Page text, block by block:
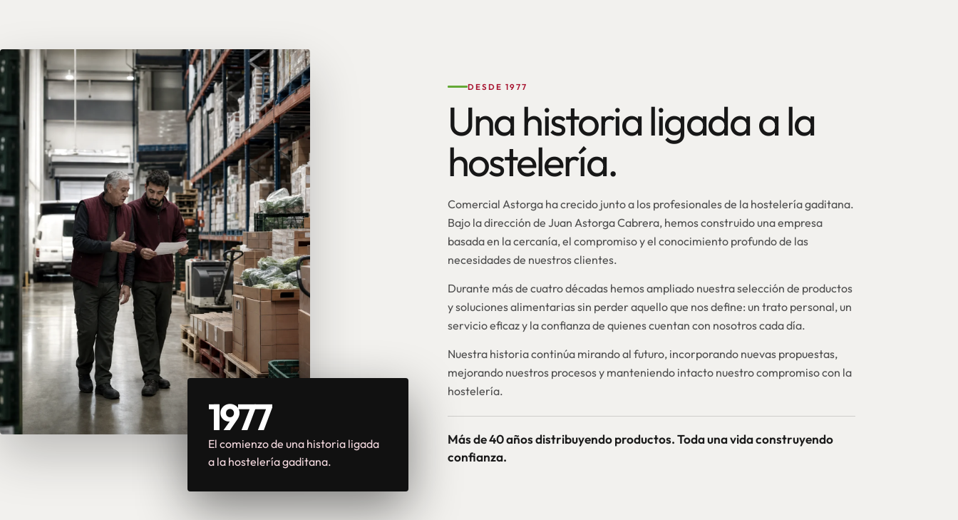
1977
El comienzo de una historia ligada
a la hostelería gaditana.
DESDE 1977
Una historia ligada a la
hostelería.
Comercial Astorga ha crecido junto a los profesionales de la hostelería gaditana.
Bajo la dirección de Juan Astorga Cabrera, hemos construido una empresa
basada en la cercanía, el compromiso y el conocimiento profundo de las
necesidades de nuestros clientes.
Durante más de cuatro décadas hemos ampliado nuestra selección de productos
y soluciones alimentarias sin perder aquello que nos define: un trato personal, un
servicio eficaz y la confianza de quienes cuentan con nosotros cada día.
Nuestra historia continúa mirando al futuro, incorporando nuevas propuestas,
mejorando nuestros procesos y manteniendo intacto nuestro compromiso con la
hostelería.
Más de 40 años distribuyendo productos. Toda una vida construyendo
confianza.